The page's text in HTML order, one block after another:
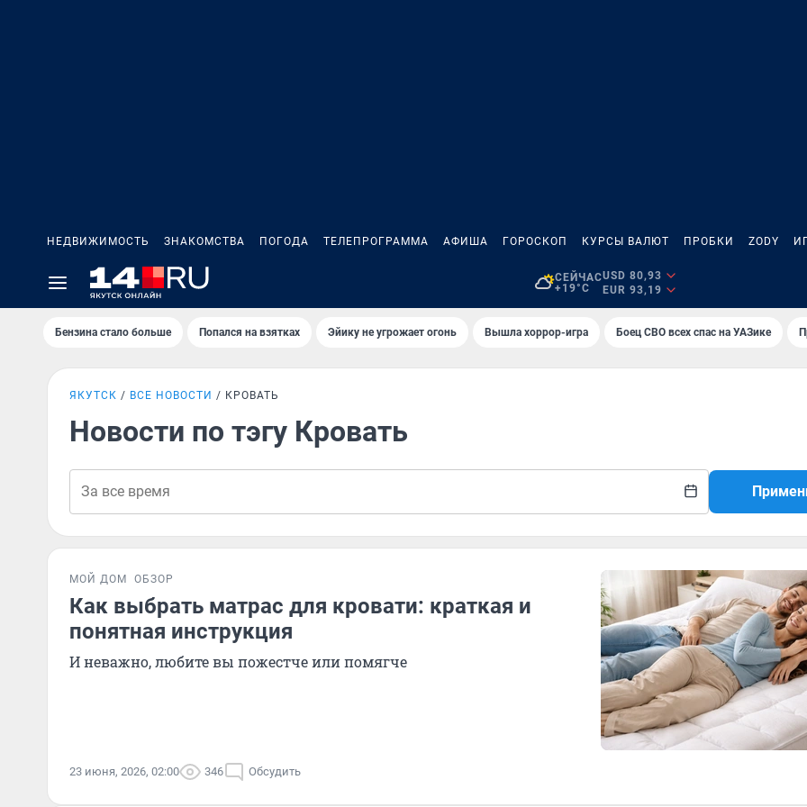
НЕДВИЖИМОСТЬ ЗНАКОМСТВА ПОГОДА ТЕЛЕПРОГРАММА АФИША ГОРОСКОП КУРСЫ ВАЛЮТ ПРОБКИ ZODY
СЕЙЧАС
+19°C
USD 80,93
EUR 93,19
Бензина стало больше Попался на взятках Эйику не угрожает огонь Вышла хоррор-игра Боец СВО всех спас на УАЗике
ЯКУТСК ВСЕ НОВОСТИ КРОВАТЬ
Новости по тэгу Кровать
МОЙ ДОМ ОБЗОР
Как выбрать матрас для кровати: краткая и
понятная инструкция
И неважно, любите вы пожестче или помягче
23 июня, 2026, 02:00 346 Обсудить